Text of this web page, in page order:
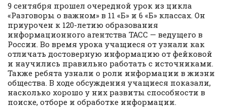
9 сентября прошел очередной урок из цикла
«Разговоры о важном» в 11 «Б» и 6 «Б» классах. Он
приурочен к 120-летию образования
информационного агентства ТАСС — ведущего в
России. Во время урока учащиеся от узнали как
отличать достоверную информацию от фейковой
и научились правильно работать с источниками.
Также ребята узнали о роли информации в жизни
общества. В ходе обсуждения учащиеся показали,
насколько хорошо у них развиты способности в
поиске, отборе и обработке информации.